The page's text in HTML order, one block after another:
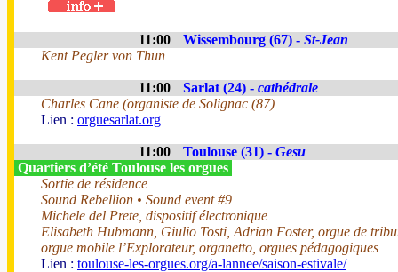
11:00 Wissembourg (67) - St-Jean
Kent Pegler von Thun
11:00 Sarlat (24) - cathédrale
Charles Cane (organiste de Solignac (87)
Lien : orguesarlat.org
11:00 Toulouse (31) - Gesu
Quartiers d’été Toulouse les orgues
Sortie de résidence
Sound Rebellion • Sound event #9
Michele del Prete, dispositif électronique
Elisabeth Hubmann, Giulio Tosti, Adrian Foster, orgue de
orgue mobile l’Explorateur, organetto, orgues pédagogiques
Lien : toulouse-les-orgues.org/a-lannee/saison-estivale/